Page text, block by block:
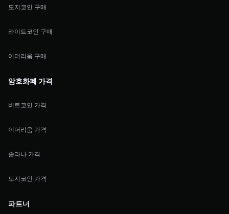
도지코인 구매
라이트코인 구매
이더리움 구매
암호화폐 가격
비트코인 가격
이더리움 가격
솔라나 가격
도지코인 가격
파트너